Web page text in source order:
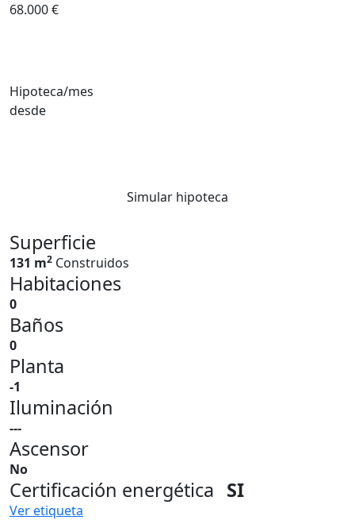
68.000 €
Hipoteca/mes
desde
Simular hipoteca
Superficie
131 m2 Construidos
Habitaciones
0
Baños
0
Planta
-1
Iluminación
---
Ascensor
No
Certificación energética SI
Ver etiqueta